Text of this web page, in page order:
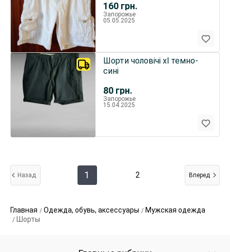
160 грн.
Запорожье
05.05.2025
80 грн.
Шорти чоловічі хl темно-
сині
Запорожье
15.04.2025
Назад 1 2 Вперед
Главная Одежда, обувь, аксессуары
Мужская одежда
Шорты